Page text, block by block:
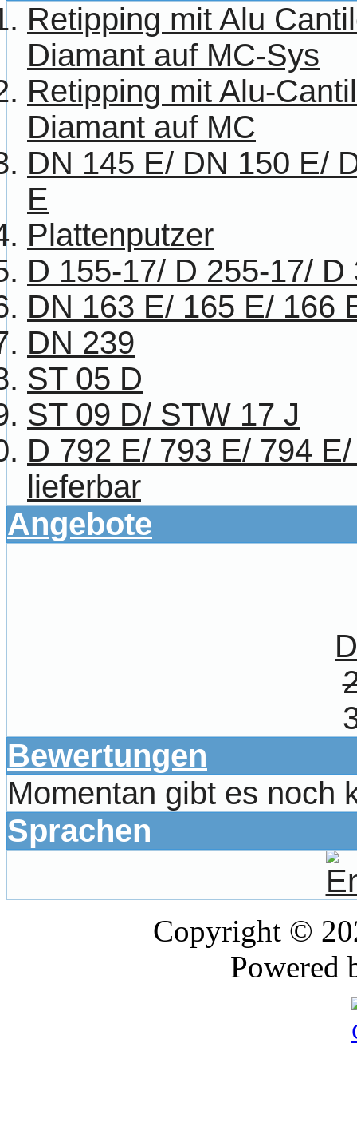
Retipping mit Alu
Diamant auf MC-Sys
Retipping mit Alu-
Diamant auf MC
DN 145 E/ DN 150 E/
E
Plattenputzer
D 155-17/ D 255-17/ D
DN 163 E/ 165 E/ 166
DN 239
ST 05 D
ST 09 D/ STW 17 J
D 792 E/ 793 E/ 794
lieferbar
Angebote
Bewertungen
Momentan gibt es noch
Sprachen
Copyright ©
Powered